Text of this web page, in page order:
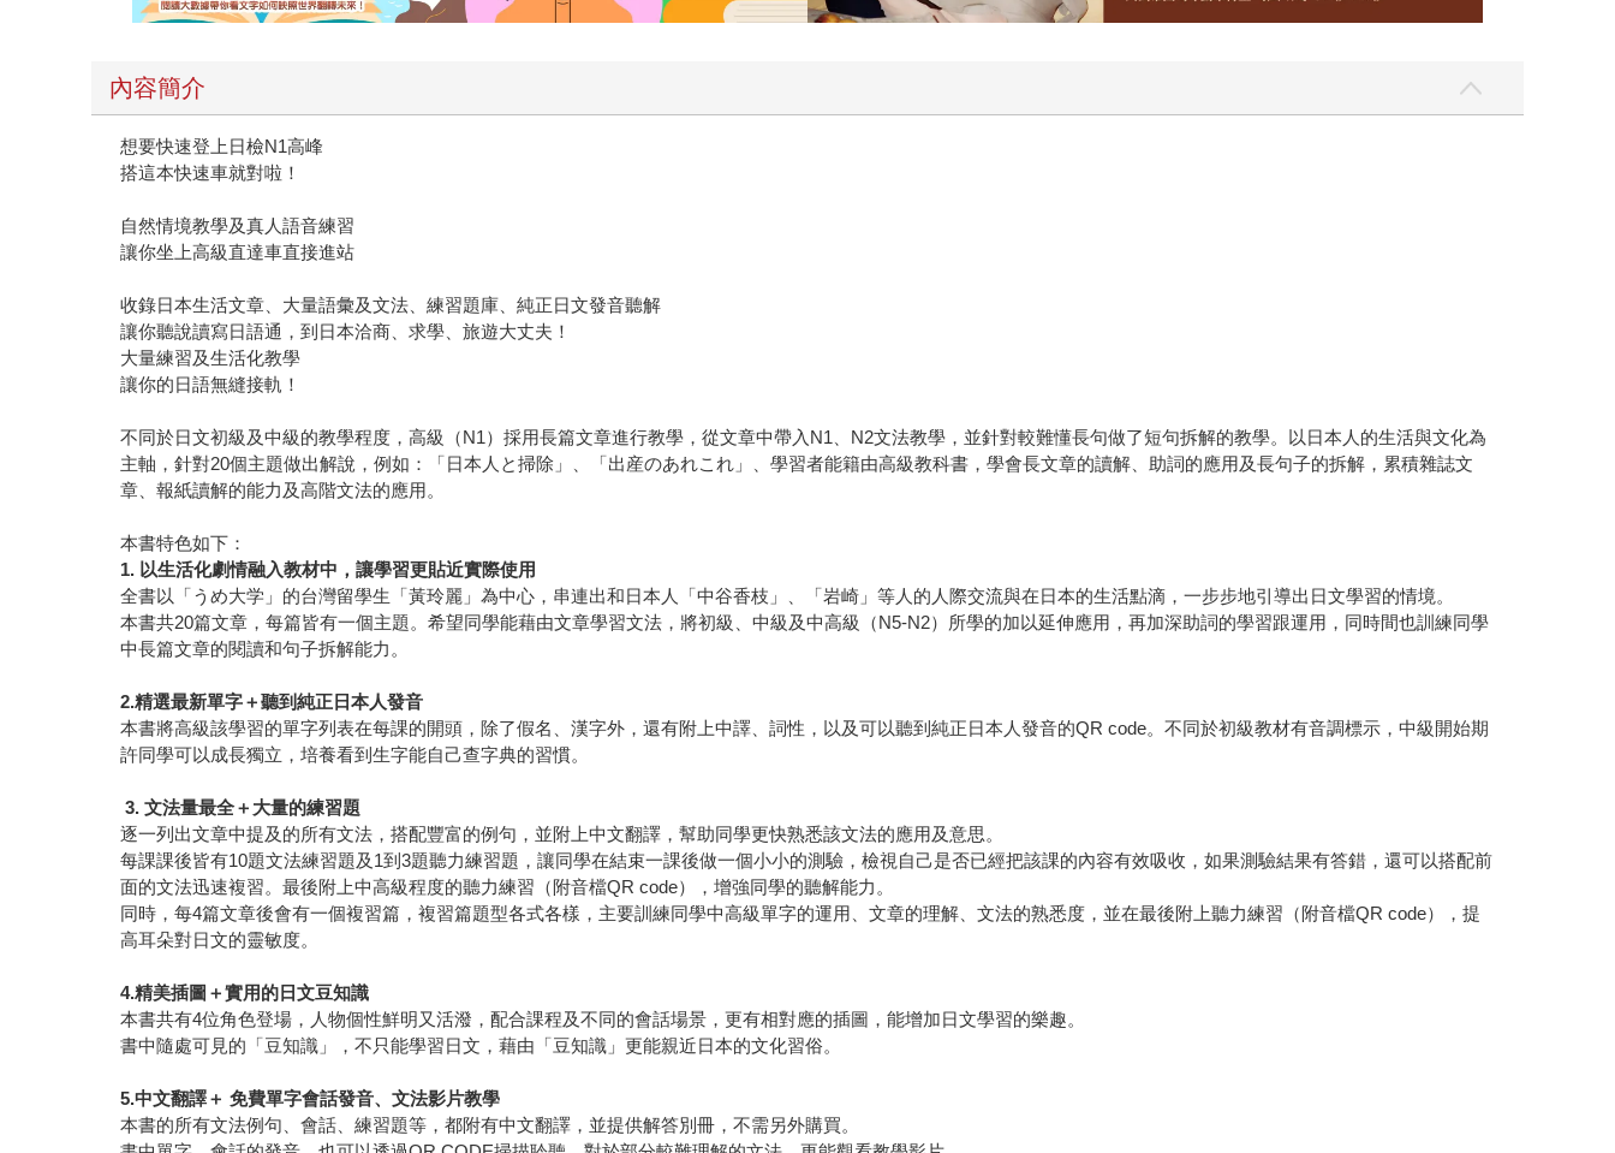
內容簡介
想要快速登上日檢N1高峰
搭這本快速車就對啦！
自然情境教學及真人語音練習
讓你坐上高級直達車直接進站
收錄日本生活文章、大量語彙及文法、練習題庫、純正日文發音聽解
讓你聽說讀寫日語通，到日本洽商、求學、旅遊大丈夫！
大量練習及生活化教學
讓你的日語無縫接軌！
不同於日文初級及中級的教學程度，高級（N1）採用長篇文章進行教學，從文章中帶入N1、N2文法教學，並針對較難懂長句做了短句拆解的教學。以日本人的生活與文化為
主軸，針對20個主題做出解說，例如：「日本人と掃除」、「出産のあれこれ」、學習者能籍由高級教科書，學會長文章的讀解、助詞的應用及長句子的拆解，累積雜誌文
章、報紙讀解的能力及高階文法的應用。
本書特色如下：
1. 以生活化劇情融入教材中，讓學習更貼近實際使用
全書以「うめ大学」的台灣留學生「黃玲麗」為中心，串連出和日本人「中谷香枝」、「岩崎」等人的人際交流與在日本的生活點滴，一步步地引導出日文學習的情境。
本書共20篇文章，每篇皆有一個主題。希望同學能藉由文章學習文法，將初級、中級及中高級（N5-N2）所學的加以延伸應用，再加深助詞的學習跟運用，同時間也訓練同學
中長篇文章的閱讀和句子拆解能力。
2.精選最新單字＋聽到純正日本人發音
本書將高級該學習的單字列表在每課的開頭，除了假名、漢字外，還有附上中譯、詞性，以及可以聽到純正日本人發音的QR code。不同於初級教材有音調標示，中級開始期
許同學可以成長獨立，培養看到生字能自己查字典的習慣。
3. 文法量最全＋大量的練習題
逐一列出文章中提及的所有文法，搭配豐富的例句，並附上中文翻譯，幫助同學更快熟悉該文法的應用及意思。
每課課後皆有10題文法練習題及1到3題聽力練習題，讓同學在結束一課後做一個小小的測驗，檢視自己是否已經把該課的內容有效吸收，如果測驗結果有答錯，還可以搭配前
面的文法迅速複習。最後附上中高級程度的聽力練習（附音檔QR code），增強同學的聽解能力。
同時，每4篇文章後會有一個複習篇，複習篇題型各式各樣，主要訓練同學中高級單字的運用、文章的理解、文法的熟悉度，並在最後附上聽力練習（附音檔QR code），提
高耳朵對日文的靈敏度。
4.精美插圖＋實用的日文豆知識
本書共有4位角色登場，人物個性鮮明又活潑，配合課程及不同的會話場景，更有相對應的插圖，能增加日文學習的樂趣。
書中隨處可見的「豆知識」，不只能學習日文，藉由「豆知識」更能親近日本的文化習俗。
5.中文翻譯＋ 免費單字會話發音、文法影片教學
本書的所有文法例句、會話、練習題等，都附有中文翻譯，並提供解答別冊，不需另外購買。